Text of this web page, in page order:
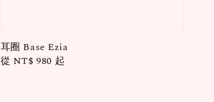
耳圈 Base Ezia
Regular
從 NT$ 980 起